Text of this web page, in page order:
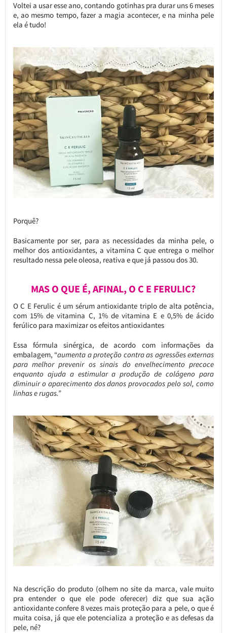
Voltei a usar esse ano, contando gotinhas pra durar uns 6 meses
e, ao mesmo tempo, fazer a magia acontecer, e na minha pele
ela é tudo!
Porquê?
Basicamente por ser, para as necessidades da minha pele, o
melhor dos antioxidantes, a vitamina C que entrega o melhor
resultado nessa pele oleosa, reativa e que já passou dos 30.
MAS O QUE É, AFINAL, O C E FERULIC?
O C E Ferulic é um sérum antioxidante triplo de alta potência,
com 15% de vitamina C, 1% de vitamina E e 0,5% de ácido
ferúlico para maximizar os efeitos antioxidantes
Essa fórmula sinérgica, de acordo com informações da
embalagem, “aumenta a proteção contra as agressões externas
para melhor prevenir os sinais do envelhecimento precoce
enquanto ajuda a estimular a produção de colágeno para
diminuir o aparecimento dos danos provocados pelo sol, como
linhas e rugas.”
Na descrição do produto (olhem no site da marca, vale muito
pra entender o que ele pode oferecer) diz que sua ação
antioxidante confere 8 vezes mais proteção para a pele, o que é
muita coisa, já que ele potencializa a proteção e as defesas da
pele, né?